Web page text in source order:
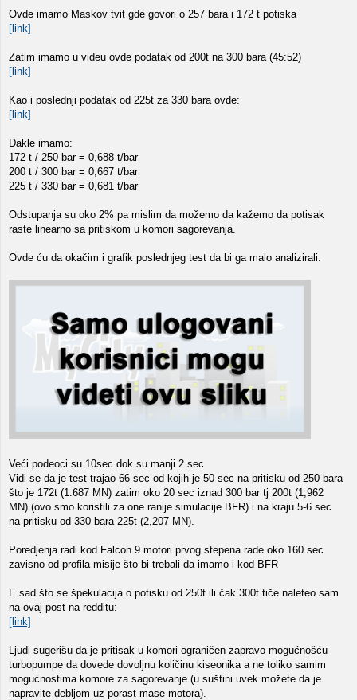
Ovde imamo Maskov tvit gde govori o 257 bara i 172 t potiska
[link]
Zatim imamo u videu ovde podatak od 200t na 300 bara (45:52)
[link]
Kao i poslednji podatak od 225t za 330 bara ovde:
[link]
Dakle imamo:
172 t / 250 bar = 0,688 t/bar
200 t / 300 bar = 0,667 t/bar
225 t / 330 bar = 0,681 t/bar
Odstupanja su oko 2% pa mislim da možemo da kažemo da potisak
raste linearno sa pritiskom u komori sagorevanja.
Ovde ću da okačim i grafik poslednjeg test da bi ga malo analizirali:
Veći podeoci su 10sec dok su manji 2 sec
Vidi se da je test trajao 66 sec od kojih je 50 sec na pritisku od 250 bara
što je 172t (1.687 MN) zatim oko 20 sec iznad 300 bar tj 200t (1,962
MN) (ovo smo koristili za one ranije simulacije BFR) i na kraju 5-6 sec
na pritisku od 330 bara 225t (2,207 MN).
Poredjenja radi kod Falcon 9 motori prvog stepena rade oko 160 sec
zavisno od profila misije što bi trebali da imamo i kod BFR
E sad što se špekulacija o potisku od 250t ili čak 300t tiče naleteo sam
na ovaj post na redditu:
[link]
Ljudi sugerišu da je pritisak u komori ograničen zapravo mogućnošću
turbopumpe da dovede dovoljnu količinu kiseonika a ne toliko samim
mogućnostima komore za sagorevanje (u suštini uvek možete da je
napravite debljom uz porast mase motora).